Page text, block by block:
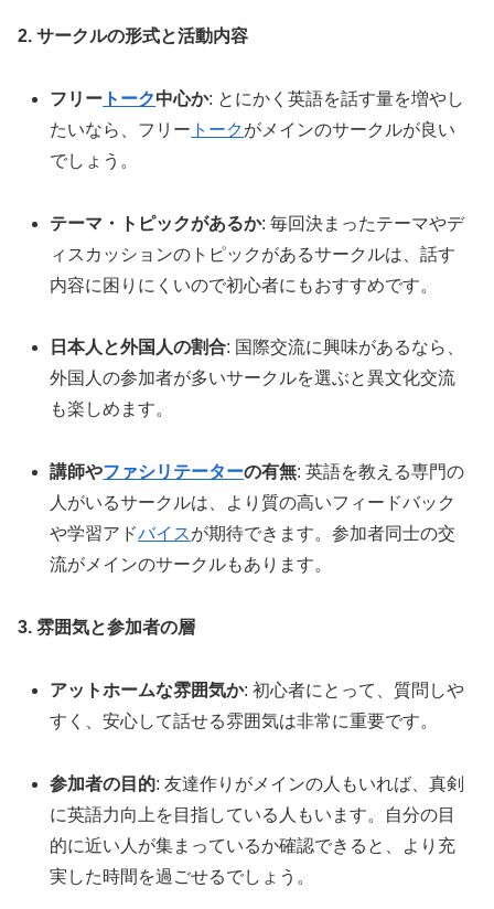
2. サークルの形式と活動内容
フリー トーク中心か: とにかく英語を話す量を増やし
たいなら、フリー トークがメインのサークルが良い
でしょう。
テーマ・トピックがあるか: 毎回決まったテーマやデ
ィスカッションのトピックがあるサークルは、話す
内容に困りにくいので初心者にもおすすめです。
日本人と外国人の割合: 国際交流に興味があるなら、
外国人の参加者が多いサークルを選ぶと異文化交流
も楽しめます。
講師やファシリテーターの有無: 英語を教える専門の
人がいるサークルは、より質の高いフィードバック
や学習アドバイスが期待できます。参加者同士の交
流がメインのサークルもあります。
3. 雰囲気と参加者の層
アットホームな雰囲気か: 初心者にとって、質問しや
すく、安心して話せる雰囲気は非常に重要です。
参加者の目的: 友達作りがメインの人もいれば、真剣
に英語力向上を目指している人もいます。自分の目
的に近い人が集まっているか確認できると、より充
実した時間を過ごせるでしょう。